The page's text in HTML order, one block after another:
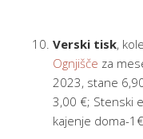
Verski tisk,
Ognjišče za
2023, stane
3,00 €; Stenski
kajenje doma-1€